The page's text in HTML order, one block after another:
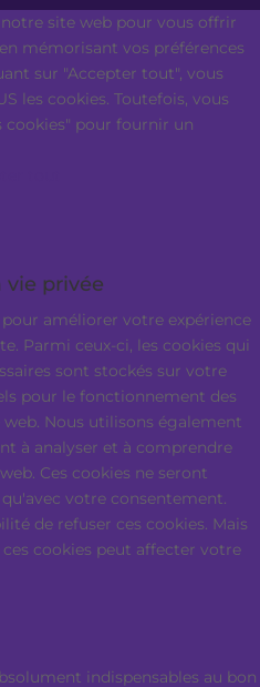
site web pour vous offrir
mémorisant vos préférences
sur "Accepter tout", vous
les cookies. Toutefois, vous
cookies" pour fournir un
vie privée
améliorer votre expérience
Parmi ceux-ci, les cookies qui
sont stockés sur votre
pour le fonctionnement des
Nous utilisons également
à analyser et à comprendre
Ces cookies ne seront
votre consentement.
de refuser ces cookies. Mais
cookies peut affecter votre
indispensables au bon